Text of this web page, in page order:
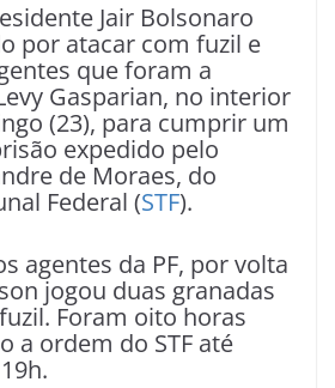
Jair Bolsonaro
por atacar com fuzil e
que foram a
Gasparian, no interior
(23), para cumprir um
expedido pelo
de Moraes, do
Federal (STF).
agentes da PF, por volta
jogou duas granadas
Foram oito horas
a ordem do STF até